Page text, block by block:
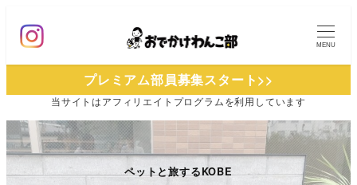
ン
ン
ツ
MENU
プレミアム部員募集スタート>>
当サイトはアフィリエイトプログラムを利用しています
ペットと旅するKOBE